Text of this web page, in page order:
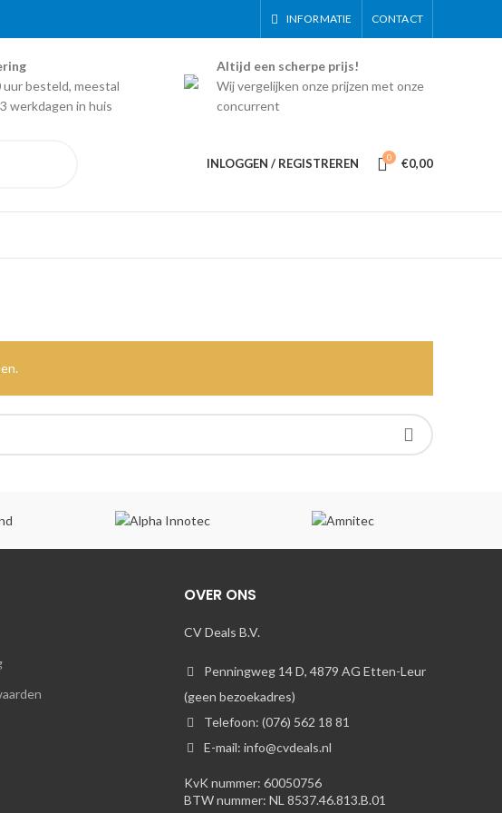
INFORMATIE CONTACT
uur besteld, meestal
werkdagen in huis
Altijd een scherpe prijs!
Wij vergelijken onze prijzen met onze
concurrent
INLOGGEN / REGISTREREN 0 €0,00
OVER ONS
CV Deals B.V.
Penningweg 14 D, 4879 AG Etten-Leur
(geen bezoekadres)
Telefoon: (076) 562 18 81
E-mail: info@cvdeals.nl
KvK nummer: 60050756
BTW nummer: NL 8537.46.813.B.01